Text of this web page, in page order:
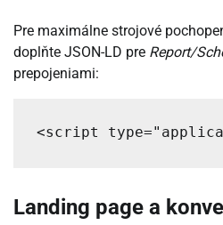
Pre maximálne strojové
doplňte JSON-LD pre Report/
prepojeniami:
<script
Landing page a